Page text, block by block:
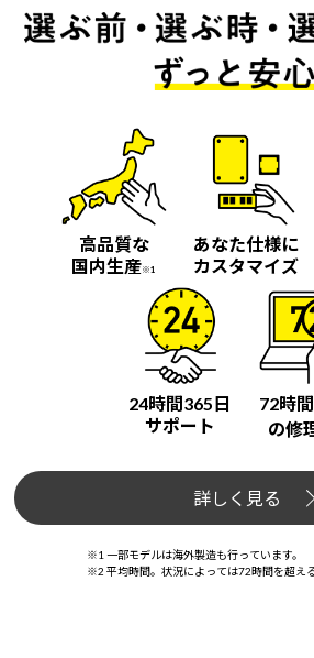
高品質な
国内生産※1
あなた仕様に
カスタマイズ
24時間365日
サポート
72時
の修
詳しく見る
※1 一部モデルは海外製造も行っています。
※2 平均時間。状況によっては72時間を超え